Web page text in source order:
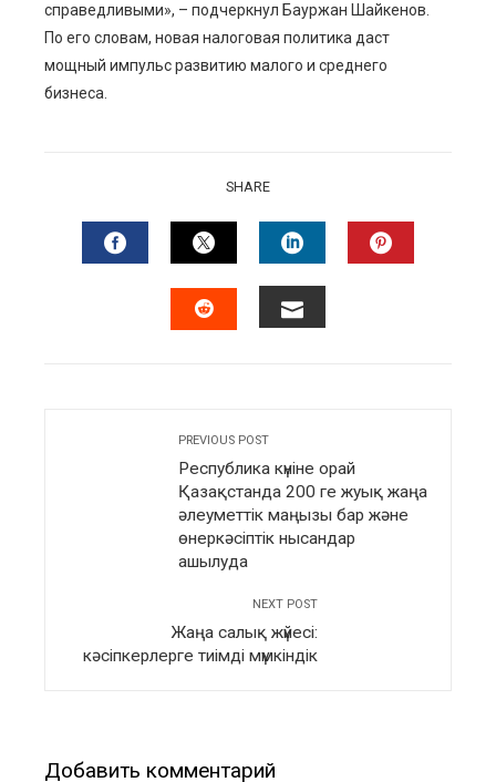
справедливыми», – подчеркнул Бауржан Шайкенов.
По его словам, новая налоговая политика даст
мощный импульс развитию малого и среднего
бизнеса.
SHARE
FACEBOOKTWITTERLINKEDIN
PREVIOUS POST
Республика күніне орай
Қазақстанда 200 ге жуық жаңа
әлеуметтік маңызы бар және
өнеркәсіптік нысандар
ашылуда
NEXT POST
Жаңа салық жүйесі:
кәсіпкерлерге тиімді мүмкіндік
Добавить комментарий